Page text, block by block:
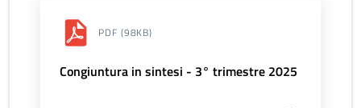
PDF (98KB)
Congiuntura in sintesi - 3° trimestre 2025